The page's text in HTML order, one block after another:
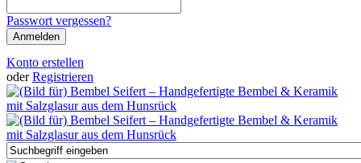
Passwort vergessen?
Konto erstellen
oder Registrieren